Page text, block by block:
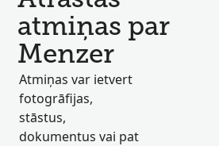
atmiņas par
Menzer
Atmiņas var ietvert
fotogrāfijas,
stāstus,
dokumentus vai pat